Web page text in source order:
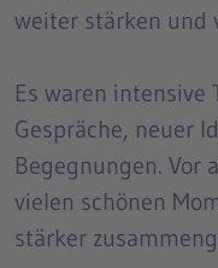
weiter stärken und
Es waren intensive
Gespräche, neuer
Begegnungen. Vor
vielen schönen
stärker